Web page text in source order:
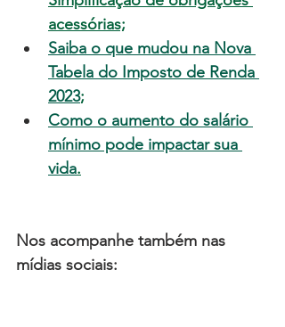
acessórias;
Saiba o que mudou na Nova
Tabela do Imposto de Renda
2023;
Como o aumento do salário
mínimo pode impactar sua
vida.
Nos acompanhe também nas
mídias sociais: